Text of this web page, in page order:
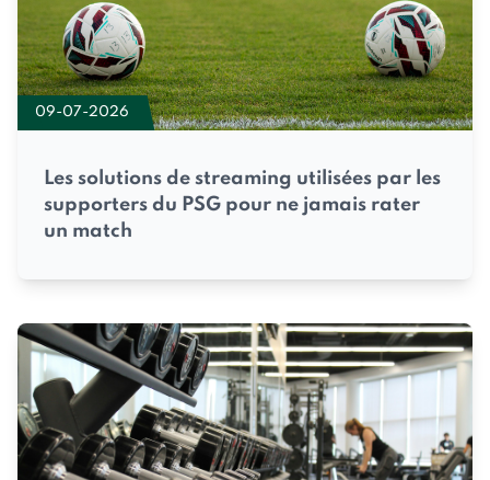
09-07-2026
Les solutions de streaming utilisées par les
supporters du PSG pour ne jamais rater
un match